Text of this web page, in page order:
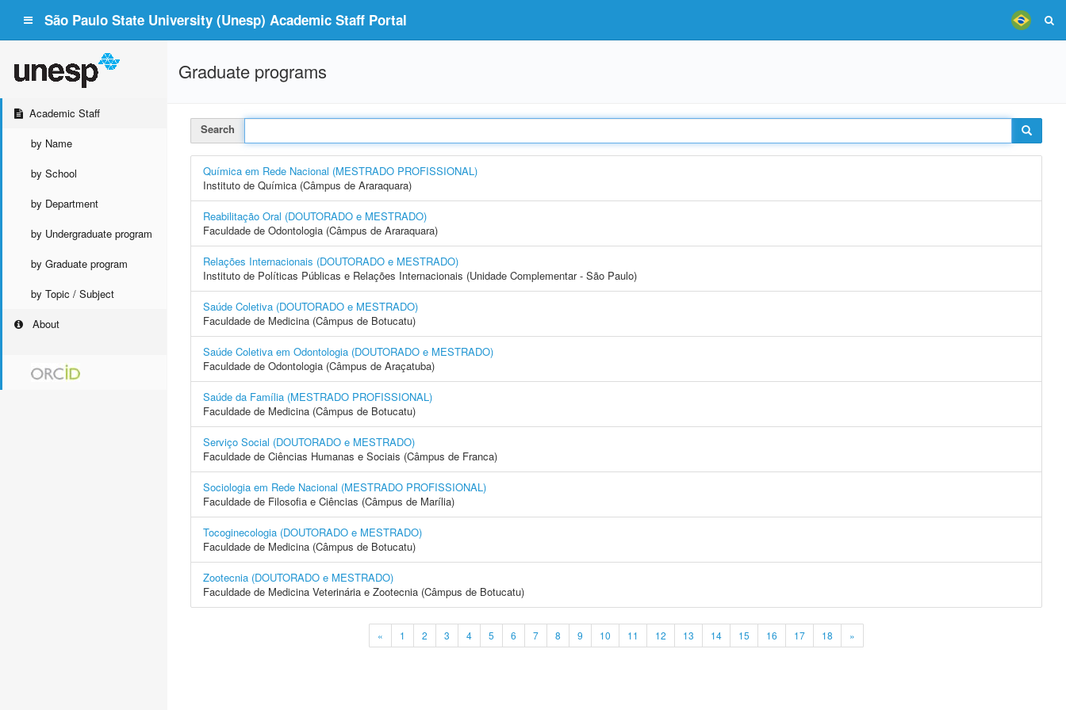
São Paulo State University (Unesp) Academic Staff Portal
Academic Staff
by Name
by School
by Department
by Undergraduate program
by Graduate program
by Topic / Subject
About
Graduate programs
Search
Química em Rede Nacional (MESTRADO PROFISSIONAL)
Instituto de Química (Câmpus de Araraquara)
Reabilitação Oral (DOUTORADO e MESTRADO)
Faculdade de Odontologia (Câmpus de Araraquara)
Relações Internacionais (DOUTORADO e MESTRADO)
Instituto de Políticas Públicas e Relações Internacionais (Unidade Complementar - São Paulo)
Saúde Coletiva (DOUTORADO e MESTRADO)
Faculdade de Medicina (Câmpus de Botucatu)
Saúde Coletiva em Odontologia (DOUTORADO e MESTRADO)
Faculdade de Odontologia (Câmpus de Araçatuba)
Saúde da Família (MESTRADO PROFISSIONAL)
Faculdade de Medicina (Câmpus de Botucatu)
Serviço Social (DOUTORADO e MESTRADO)
Faculdade de Ciências Humanas e Sociais (Câmpus de Franca)
Sociologia em Rede Nacional (MESTRADO PROFISSIONAL)
Faculdade de Filosofia e Ciências (Câmpus de Marília)
Tocoginecologia (DOUTORADO e MESTRADO)
Faculdade de Medicina (Câmpus de Botucatu)
Zootecnia (DOUTORADO e MESTRADO)
Faculdade de Medicina Veterinária e Zootecnia (Câmpus de Botucatu)
« 1 2 3 4 5 6 7 8 9 10 11 12 13 14 15 16 17 18 »